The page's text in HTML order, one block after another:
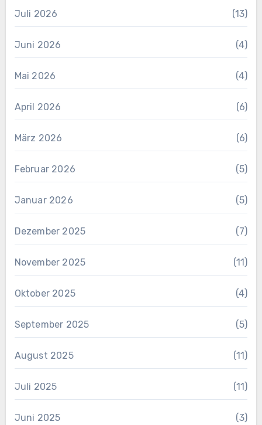
Juli 2026 (13)
Juni 2026 (4)
Mai 2026 (4)
April 2026 (6)
März 2026 (6)
Februar 2026 (5)
Januar 2026 (5)
Dezember 2025 (7)
November 2025 (11)
Oktober 2025 (4)
September 2025 (5)
August 2025 (11)
Juli 2025 (11)
Juni 2025 (3)